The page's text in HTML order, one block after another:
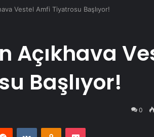
Vestel Amfi Tiyatrosu Başlıyor!
Açıkhava
Başlıyor!
0
Reddit VKontakteOdnoklassniki
Pocket